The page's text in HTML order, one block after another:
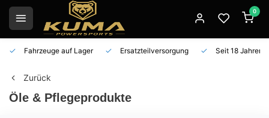
0
Fahrzeuge auf Lager Ersatzteilversorgung Seit 18 Jahren
Zurück
Öle & Pflegeprodukte